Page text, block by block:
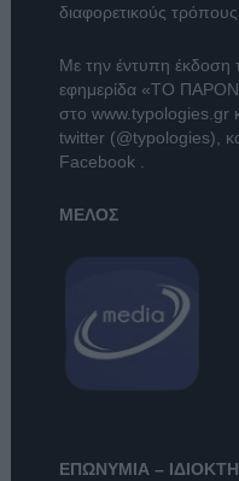
διαφορετικούς τρόπους.
Με την έντυπη έκδοση
εφημερίδα «ΤΟ
στο www.typologies.gr
twitter (@typologies) ,
Facebook
ΜΕΛΟΣ
ΕΠΩΝΥΜΙΑ –